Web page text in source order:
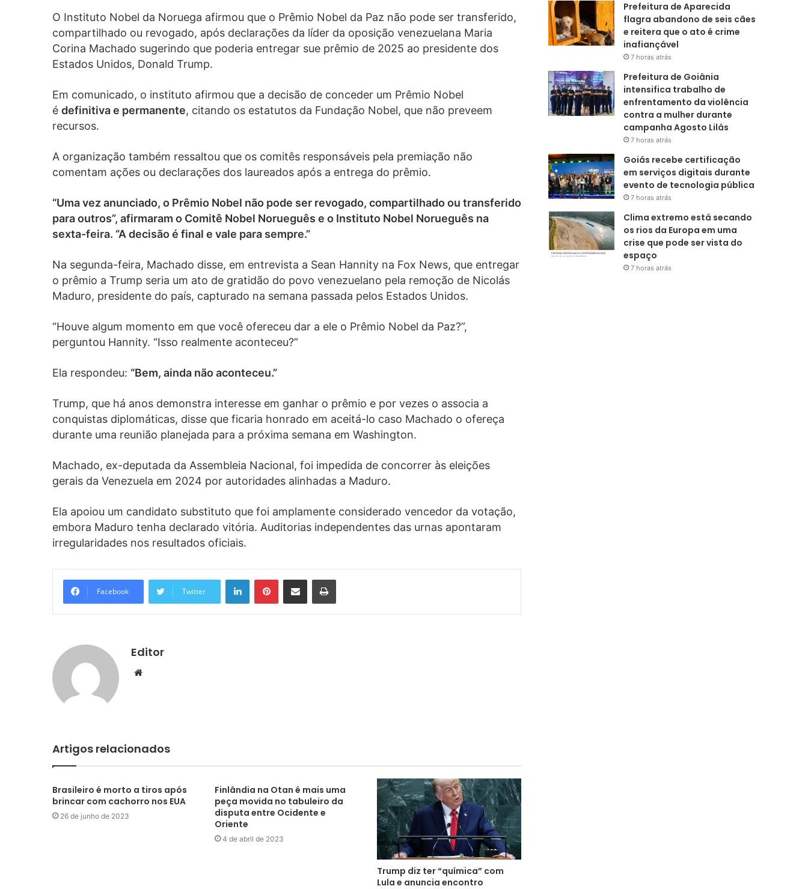
O Instituto Nobel da Noruega afirmou que o Prêmio Nobel da Paz não pode ser transferido,
compartilhado ou revogado, após declarações da líder da oposição venezuelana Maria
Corina Machado sugerindo que poderia entregar sue prêmio de 2025 ao presidente dos
Estados Unidos, Donald Trump.
Em comunicado, o instituto afirmou que a decisão de conceder um Prêmio Nobel
é definitiva e permanente, citando os estatutos da Fundação Nobel, que não preveem
recursos.
A organização também ressaltou que os comitês responsáveis pela premiação não
comentam ações ou declarações dos laureados após a entrega do prêmio.
“Uma vez anunciado, o Prêmio Nobel não pode ser revogado, compartilhado ou transferido
para outros”, afirmaram o Comitê Nobel Norueguês e o Instituto Nobel Norueguês na
sexta-feira. “A decisão é final e vale para sempre.”
Na segunda-feira, Machado disse, em entrevista a Sean Hannity na Fox News, que entregar
o prêmio a Trump seria um ato de gratidão do povo venezuelano pela remoção de Nicolás
Maduro, presidente do país, capturado na semana passada pelos Estados Unidos.
“Houve algum momento em que você ofereceu dar a ele o Prêmio Nobel da Paz?”,
perguntou Hannity. “Isso realmente aconteceu?”
Ela respondeu: “Bem, ainda não aconteceu.”
Trump, que há anos demonstra interesse em ganhar o prêmio e por vezes o associa a
conquistas diplomáticas, disse que ficaria honrado em aceitá-lo caso Machado o ofereça
durante uma reunião planejada para a próxima semana em Washington.
Machado, ex-deputada da Assembleia Nacional, foi impedida de concorrer às eleições
gerais da Venezuela em 2024 por autoridades alinhadas a Maduro.
Ela apoiou um candidato substituto que foi amplamente considerado vencedor da votação,
embora Maduro tenha declarado vitória. Auditorias independentes das urnas apontaram
irregularidades nos resultados oficiais.
Facebook Twitter
LinkedinPinterestCompartilhar via e-mail Imprimir
Editor
Website
Artigos relacionados
Brasileiro é morto a tiros após
brincar com cachorro nos EUA
26 de junho de 2023
Finlândia na Otan é mais uma
peça movida no tabuleiro da
disputa entre Ocidente e
Oriente
4 de abril de 2023
Trump diz ter “química” com
Lula e anuncia encontro
Prefeitura de Aparecida
flagra abandono de seis cães
e reitera que o ato é crime
inafiançável
7 horas atrás
Prefeitura de Goiânia
intensifica trabalho de
enfrentamento da violência
contra a mulher durante
campanha Agosto Lilás
7 horas atrás
Goiás recebe certificação
em serviços digitais durante
evento de tecnologia pública
7 horas atrás
Clima extremo está secando
os rios da Europa em uma
crise que pode ser vista do
espaço
7 horas atrás